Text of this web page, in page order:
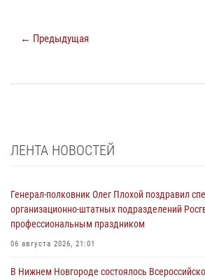
← Предыдущая
ЛЕНТА НОВОСТЕЙ
Генерал-полковник Олег Плохой поздравил
организационно-штатных подразделений
профессиональным праздником
06 августа 2026, 21:01
В Нижнем Новгороде состоялось